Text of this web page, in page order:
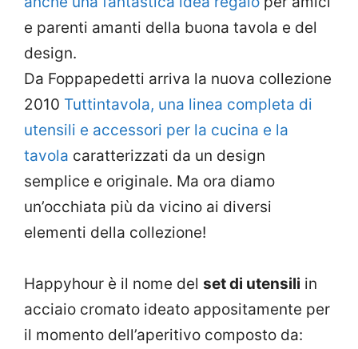
e parenti amanti della buona tavola e del
design.
Da Foppapedetti arriva la nuova collezione
2010 Tuttintavola, una linea completa di
utensili e accessori per la cucina e la
tavola caratterizzati da un design
semplice e originale. Ma ora diamo
un’occhiata più da vicino ai diversi
elementi della collezione!
Happyhour è il nome del set di utensili in
acciaio cromato ideato appositamente per
il momento dell’aperitivo composto da: